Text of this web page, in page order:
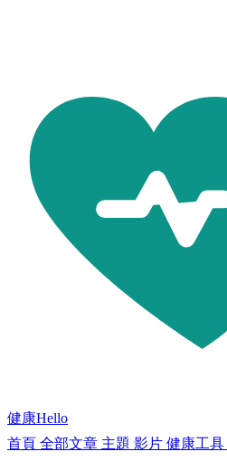
健康Hello
首頁 全部文章 主題 影片 健康工具